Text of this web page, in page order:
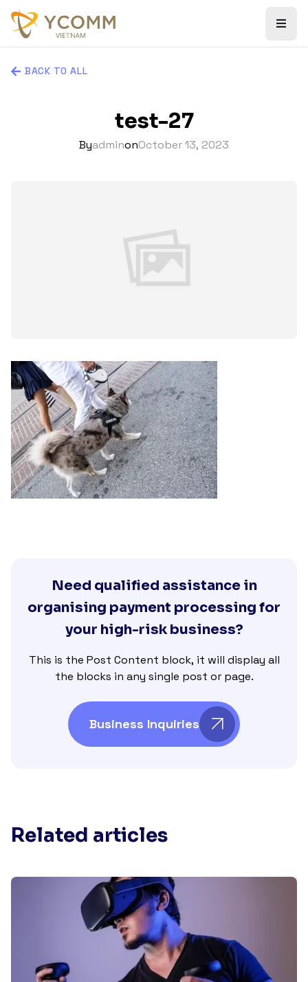
BACK TO ALL
test-27
ByadminonOctober 13, 2023
Need qualified assistance in
organising payment processing for
your high-risk business?
This is the Post Content block, it will display all
the blocks in any single post or page.
Business Inquiries
Related articles